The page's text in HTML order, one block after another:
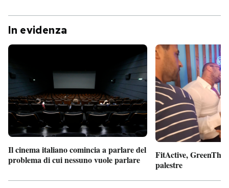
In evidenza
Il cinema italiano comincia a parlare del
problema di cui nessuno vuole parlare
FitActive,
palestre